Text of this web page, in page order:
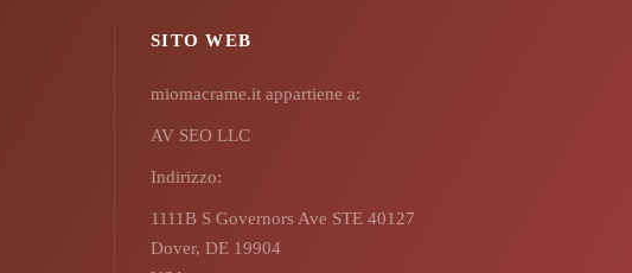
SITO WEB
miomacrame.it appartiene a:
AV SEO LLC
Indirizzo:
1111B S Governors Ave STE 40127
Dover, DE 19904